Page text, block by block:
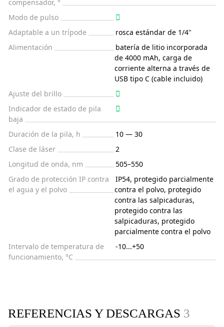
compensador, °
Modo de pulso
Adaptable a un trípode
rosca estándar de 1/4"
Alimentación
batería de litio incorporada
de 4000 mAh, carga de
corriente alterna a través de
USB tipo C (cable incluido)
Ajuste del brillo
Indicador de estado de pila
baja
Duración de la pila, h
10 — 30
Clase de láser
2
Longitud de onda, nm
505–550
Grado de protección IP contra
el agua y el polvo
IP54, protegido parcialmente
contra el polvo, protegido
contra las salpicaduras,
protegido contra las
salpicaduras, protegido
parcialmente contra el polvo
Intervalo de temperatura de
funcionamiento, °C
-10...+50
REFERENCIAS Y DESCARGAS 3